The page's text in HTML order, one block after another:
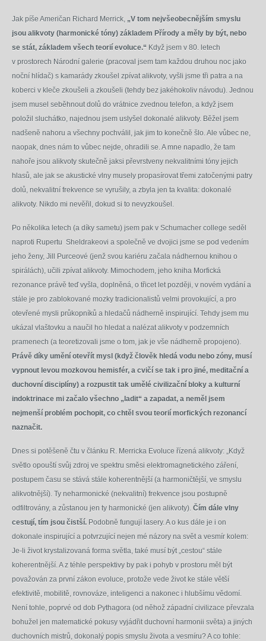
Jak píše Američan Richard Merrick, „V tom nejvšeobecnějším smyslu
jsou alikvoty (harmonické tóny) základem Přírody a měly by být, nebo
se stát, základem všech teorií evoluce.“ Když jsem v 80. letech
v prostorech Národní galerie (pracoval jsem tam každou druhou noc jako
noční hlídač) s kamarády zkoušel zpívat alikvoty, vyšli jsme tři patra a na
koberci v kleče zkoušeli a zkoušeli (tehdy bez jakéhokoliv návodu). Jednou
jsem musel seběhnout dolů do vrátnice zvednou telefon, a když jsem
položil sluchátko, najednou jsem uslyšel dokonalé alikvoty. Běžel jsem
nadšeně nahoru a všechny pochválil, jak jim to konečně šlo. Ale vůbec ne,
naopak, dnes nám to vůbec nejde, ohradili se. A mne napadlo, že tam
nahoře jsou alikvoty skutečně jaksi převrstveny nekvalitními tóny jejich
hlasů, ale jak se akustické vlny musely propasírovat třemi zatočenými patry
dolů, nekvalitní frekvence se vyrušily, a zbyla jen ta kvalita: dokonalé
alikvoty. Nikdo mi nevěřil, dokud si to nevyzkoušel.
Po několika letech (a díky sametu) jsem pak v Schumacher college seděl
naproti Rupertu Sheldrakeovi a společně ve dvojici jsme se pod vedením
jeho ženy, Jill Purceové (jenž svou kariéru začala nádhernou knihou o
spirálách), učili zpívat alikvoty. Mimochodem, jeho kniha Morfická
rezonance právě teď vyšla, doplněná, o třicet let později, v novém vydání a
stále je pro zablokované mozky tradicionalistů velmi provokující, a pro
otevřené mysli průkopníků a hledačů nádherně inspirující. Tehdy jsem mu
ukázal vlaštovku a naučil ho hledat a nalézat alikvoty v podzemních
pramenech (a teoretizovali jsme o tom, jak je vše nádherně propojeno).
Právě díky umění otevřít mysl (když člověk hledá vodu nebo zóny, musí
vypnout levou mozkovou hemisfér, a cvičí se tak i pro jiné, meditační a
duchovní disciplíny) a rozpustit tak umělé civilizační bloky a kulturní
indoktrinace mi začalo všechno „ladit“ a zapadat, a neměl jsem
nejmenší problém pochopit, co chtěl svou teorií morfických rezonancí
naznačit.
Dnes si potěšeně čtu v článku R. Merricka Evoluce řízená alikvoty: „Když
světlo opouští svůj zdroj ve spektru směsi elektromagnetického záření,
postupem času se stává stále koherentnější (a harmoničtější, ve smyslu
alikvotnější). Ty neharmonické (nekvalitní) frekvence jsou postupně
odfiltrovány, a zůstanou jen ty harmonické (jen alikvoty). Čím dále vlny
cestují, tím jsou čistší. Podobně fungují lasery. A o kus dále je i on
dokonale inspirující a potvrzující nejen mé názory na svět a vesmír kolem:
Je-li život krystalizovaná forma světla, také musí být „cestou“ stále
koherentnější. A z téhle perspektivy by pak i pohyb v prostoru měl být
považován za první zákon evoluce, protože vede život ke stále větší
efektivitě, mobilitě, rovnováze, inteligenci a nakonec i hlubšímu vědomí.
Není tohle, poprvé od dob Pythagora (od něhož západní civilizace převzala
bohužel jen matematické pokusy vyjádřit duchovní harmonii světa) a jiných
duchovních mistrů, dokonalý popis smyslu života a vesmíru? A co tohle: